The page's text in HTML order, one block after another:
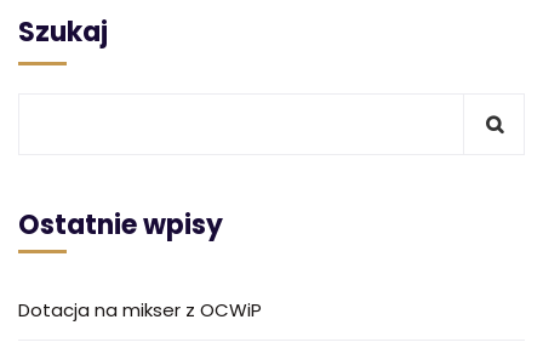
Szukaj
Ostatnie wpisy
Dotacja na mikser z OCWiP